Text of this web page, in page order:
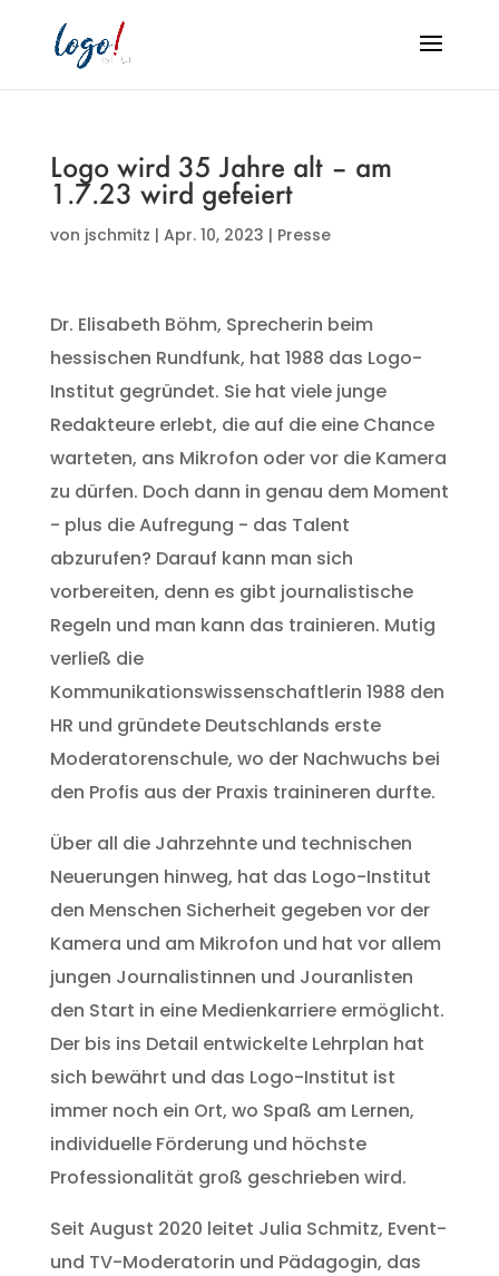
Logo wird 35 Jahre alt – am
1.7.23 wird gefeiert
von jschmitz | Apr. 10, 2023 | Presse
Dr. Elisabeth Böhm, Sprecherin beim
hessischen Rundfunk, hat 1988 das Logo-
Institut gegründet. Sie hat viele junge
Redakteure erlebt, die auf die eine Chance
warteten, ans Mikrofon oder vor die Kamera
zu dürfen. Doch dann in genau dem Moment
- plus die Aufregung - das Talent
abzurufen? Darauf kann man sich
vorbereiten, denn es gibt journalistische
Regeln und man kann das trainieren. Mutig
verließ die
Kommunikationswissenschaftlerin 1988 den
HR und gründete Deutschlands erste
Moderatorenschule, wo der Nachwuchs bei
den Profis aus der Praxis trainineren durfte.
Über all die Jahrzehnte und technischen
Neuerungen hinweg, hat das Logo-Institut
den Menschen Sicherheit gegeben vor der
Kamera und am Mikrofon und hat vor allem
jungen Journalistinnen und Jouranlisten
den Start in eine Medienkarriere ermöglicht.
Der bis ins Detail entwickelte Lehrplan hat
sich bewährt und das Logo-Institut ist
immer noch ein Ort, wo Spaß am Lernen,
individuelle Förderung und höchste
Professionalität groß geschrieben wird.
Seit August 2020 leitet Julia Schmitz, Event-
und TV-Moderatorin und Pädagogin, das